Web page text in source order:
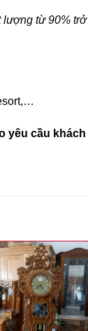
lượng từ 90%
yêu cầu